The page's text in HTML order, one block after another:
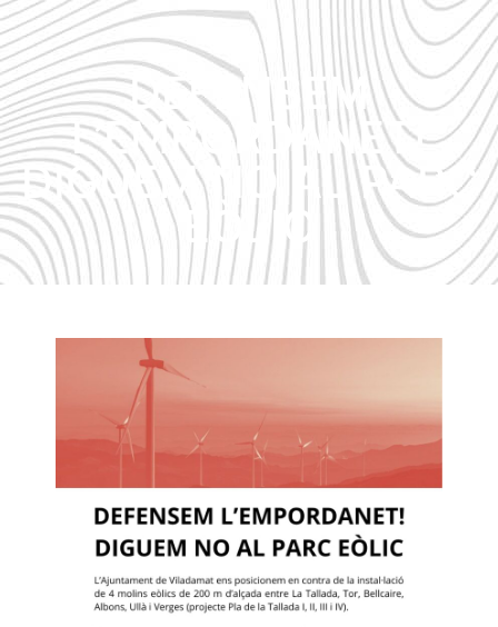
DEFENSEM
L’EMPORDANET!
DIGUEM NO AL PARC
EÒLIC